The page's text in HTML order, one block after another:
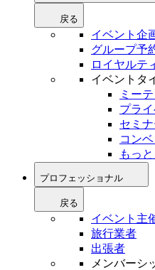
戻る
イベント企
グループ予
ロイヤルテ
イベントタ
ミー
プラ
セミ
コン
もっ
プロフェッショナル
戻る
イベント主
旅行業者
出張者
メンバーシ